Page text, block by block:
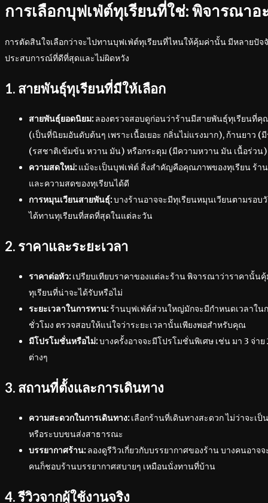
การเลือกบุฟเฟ่ต์ทุเรียนที่ใช่: พิจารณาอ
การตัดสินใจเลือกว่าจะไปทานบุฟเฟ่ต์ทุเรียนที่ไหนให้คุ้มค่านั้น มีหลายปัจ
ประสบการณ์ที่ดีที่สุดและไม่ผิดหวัง
1. สายพันธุ์ทุเรียนที่มีให้เลือก
สายพันธุ์ยอดนิยม:ลองตรวจสอบดูก่อนว่าร้านมีสายพันธุ์ทุเรียนที่
(เป็นที่นิยมอันดับต้นๆ เพราะเนื้อเยอะ กลิ่นไม่แรงมาก), ก้านยาว (
(รสชาติเข้มข้น หวาน มัน) หรือกระดุม (มีความหวาน มัน เนื้อร่วน)
ความสดใหม่:แม้จะเป็นบุฟเฟ่ต์ สิ่งสำคัญคือคุณภาพของทุเรียน ร้า
และความสดของทุเรียนได้ดี
การหมุนเวียนสายพันธุ์:บางร้านอาจจะมีทุเรียนหมุนเวียนตามรอบ
ได้ทานทุเรียนที่สดที่สุดในแต่ละวัน
2. ราคาและระยะเวลา
ราคาต่อหัว:เปรียบเทียบราคาของแต่ละร้าน พิจารณาว่าราคานั้
ทุเรียนที่น่าจะได้รับหรือไม่
ระยะเวลาในการทาน:ร้านบุฟเฟ่ต์ส่วนใหญ่มักจะมีกำหนดเวลาใน
ชั่วโมง ตรวจสอบให้แน่ใจว่าระยะเวลานั้นเพียงพอสำหรับคุณ
มีโปรโมชั่นหรือไม่:บางครั้งอาจจะมีโปรโมชั่นพิเศษ เช่น มา 3 จ่า
ต่างๆ
3. สถานที่ตั้งและการเดินทาง
ความสะดวกในการเดินทาง:เลือกร้านที่เดินทางสะดวก ไม่ว่าจะเ
หรือระบบขนส่งสาธารณะ
บรรยากาศร้าน:ลองดูรีวิวเกี่ยวกับบรรยากาศของร้าน บางคนอาจ
คนก็ชอบร้านบรรยากาศสบายๆ เหมือนนั่งทานที่บ้าน
4. รีวิวจากผู้ใช้งานจริง